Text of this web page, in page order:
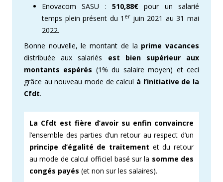
Enovacom SASU : 510,88€ pour un salarié
temps plein présent du 1 erjuin 2021 au 31 mai
2022.
Bonne nouvelle, le montant de la prime vacances
distribuée aux salariés est bien supérieur aux
montants espérés (1% du salaire moyen) et ceci
grâce au nouveau mode de calcul à l’initiative de la
Cfdt.
La Cfdt est fière d’avoir su enfin convaincre
l’ensemble des parties d’un retour au respect d’un
principe d’égalité de traitement et du retour
au mode de calcul officiel basé sur la somme des
congés payés (et non sur les salaires).